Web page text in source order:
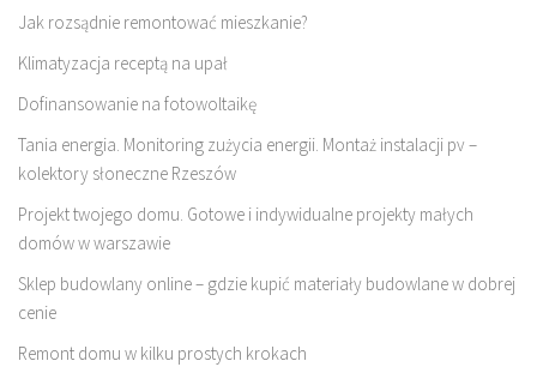
Jak rozsądnie remontować mieszkanie?
Klimatyzacja receptą na upał
Dofinansowanie na fotowoltaikę
Tania energia. Monitoring zużycia energii. Montaż instalacji pv –
kolektory słoneczne Rzeszów
Projekt twojego domu. Gotowe i indywidualne projekty małych
domów w warszawie
Sklep budowlany online – gdzie kupić materiały budowlane w dobrej
cenie
Remont domu w kilku prostych krokach